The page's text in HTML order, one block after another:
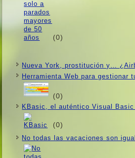
(0)
Nueva York, prostitución y…
Herramienta Web para gestionar
(0)
KBasic, el auténtico Visual
(0)
No todas las vacaciones son